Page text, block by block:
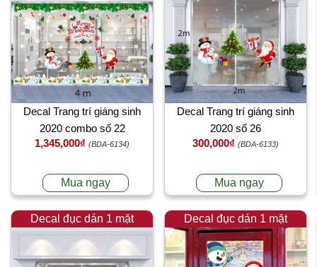
Decal Trang trí giáng sinh
2020 combo số 22
1,345,000₫ (BDA-6134)
Mua ngay
Decal Trang trí giáng sinh
2020 số 26
300,000₫ (BDA-6133)
Mua ngay
Decal đục dán 1 mặt Decal đục dán 1 mặt